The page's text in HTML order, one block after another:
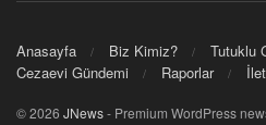
Anasayfa Biz Kimiz? Tutuklu
Cezaevi Gündemi
Raporlar
© 2026 JNews- Premium WordPress